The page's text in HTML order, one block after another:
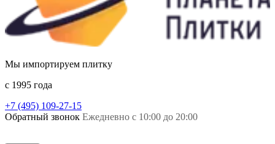
Мы импортируем плитку
c 1995 года
+7 (495) 109-27-15
Обратный звонок Ежедневно с 10:00 до 20:00